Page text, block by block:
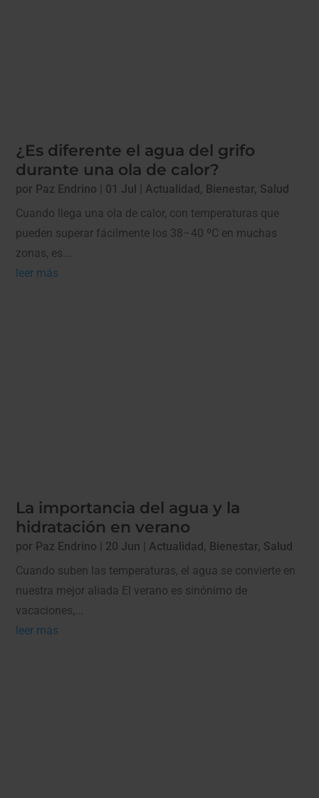
¿Es diferente el agua del grifo
durante una ola de calor?
por Paz Endrino 01 Jul Actualidad, Bienestar, Salud
Cuando llega una ola de calor, con temperaturas que
pueden superar fácilmente los 38–40 ºC en muchas
zonas, es...
leer más
La importancia del agua y la
hidratación en verano
por Paz Endrino 20 Jun Actualidad, Bienestar, Salud
Cuando suben las temperaturas, el agua se convierte en
nuestra mejor aliada El verano es sinónimo de
vacaciones,...
leer más